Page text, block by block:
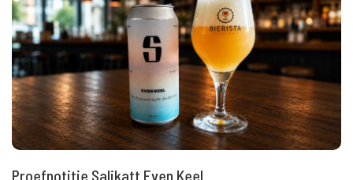
Proefnotitie Salikatt Even Keel